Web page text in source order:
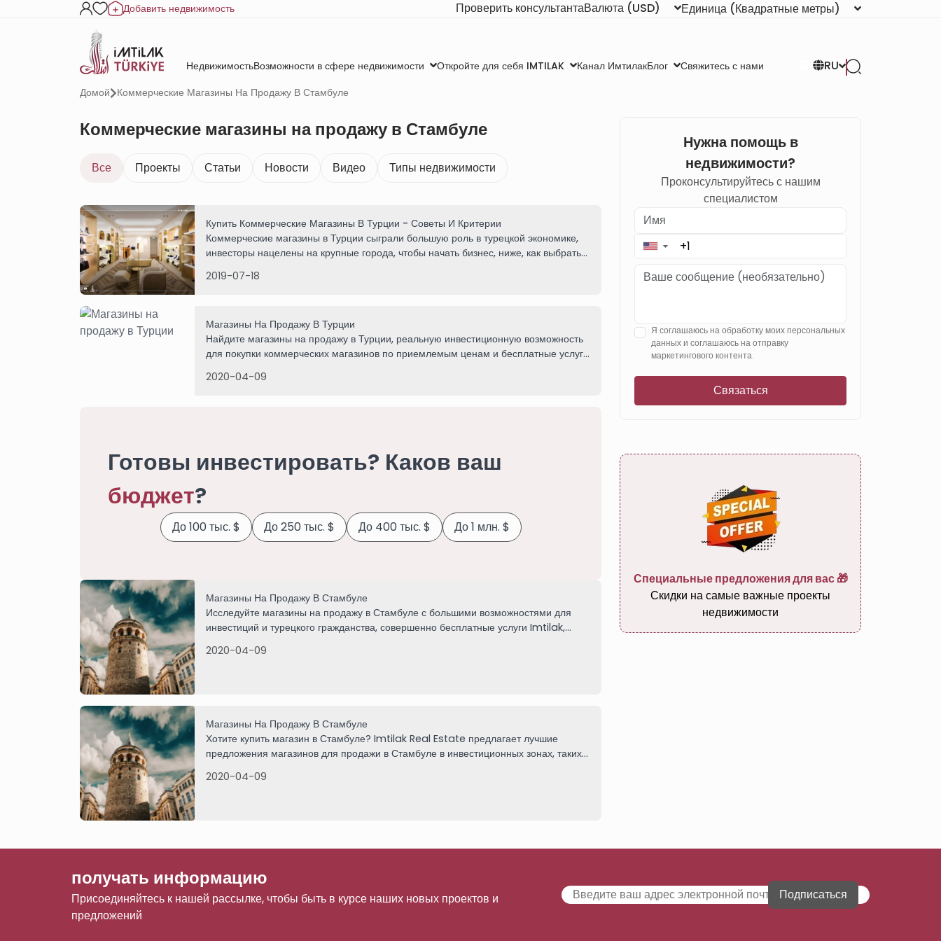
Добавить недвижимость Проверить консультантаВалюта (USD) Единица (Квадратные метры)
НедвижимостьВозможности в сфере недвижимости Откройте для себя IMTILAK Канал ИмтилакБлог Свяжитесь с нами RU
Домой Коммерческие Магазины На Продажу В Стамбуле
Коммерческие магазины на продажу в Стамбуле
Все Проекты Статьи Новости Видео Типы недвижимости
Купить Коммерческие Магазины В Турции - Советы И Критерии
Коммерческие магазины в Турции сыграли большую роль в турецкой экономике,
инвесторы нацелены на крупные города, чтобы начать бизнес, ниже, как выбрать
2019-07-18
Магазины На Продажу В Турции
Найдите магазины на продажу в Турции, реальную инвестиционную возможность
для покупки коммерческих магазинов по приемлемым ценам и бесплатные услуги
2020-04-09
Готовы инвестировать? Каков ваш
бюджет?
До 100 тыс. $ До 250 тыс. $ До 400 тыс. $ До 1 млн. $
гостиных
Студия
Магазины На Продажу В Стамбуле
Исследуйте магазины на продажу в Стамбуле с большими возможностями для
инвестиций и турецкого гражданства, совершенно бесплатные услуги Imtilak,
2020-04-09
Магазины На Продажу В Стамбуле
Хотите купить магазин в Стамбуле? Imtilak Real Estate предлагает лучшие
предложения магазинов для продажи в Стамбуле в инвестиционных зонах, таких
нами.
2020-04-09
Нужна помощь в
недвижимости?
Проконсультируйтесь с нашим
специалистом
▼
Я соглашаюсь на обработку моих персональных
данных и соглашаюсь на отправку
маркетингового контента.
Связаться
Специальные предложения для вас 🎁
Скидки на самые важные проекты
недвижимости
получать информацию
Присоединяйтесь к нашей рассылке, чтобы быть в курсе наших новых проектов и
предложений
Подписаться